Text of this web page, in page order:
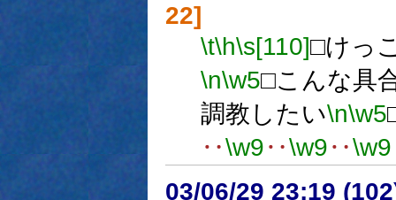
22]
\t\h\s[110]□けっ
\n\w5□こんな具
調教したい\n\w5
‥\w9‥\w9‥\w9
03/06/29 23:19